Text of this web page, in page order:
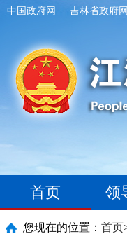
中国政府网 吉林省政府网
首页 领
您现在的位置： 首页